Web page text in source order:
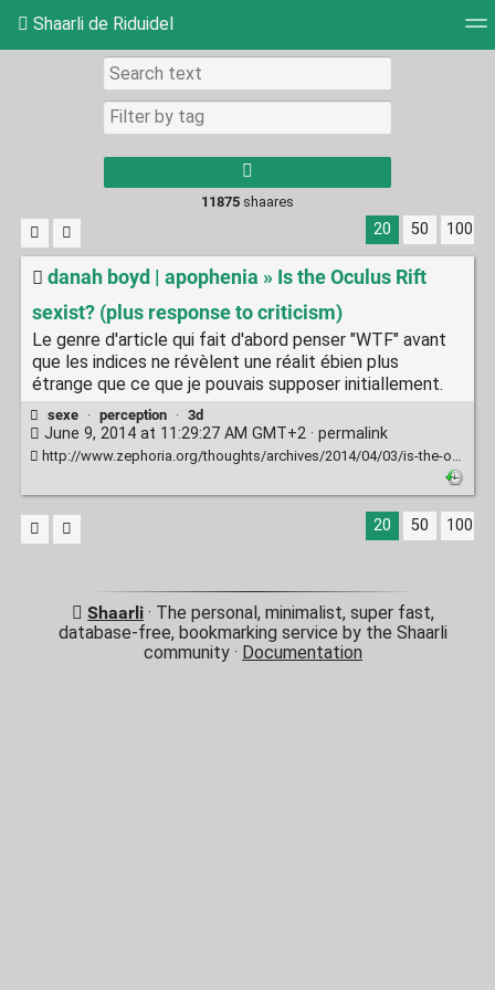
Shaarli de Riduidel
Daily
11875shaares
20 50 100
danah boyd | apophenia » Is the Oculus Rift
sexist? (plus response to criticism)
Le genre d'article qui fait d'abord penser "WTF" avant
que les indices ne révèlent une réalit ébien plus
étrange que ce que je pouvais supposer initiallement.
sexe · perception · 3d
June 9, 2014 at 11:29:27 AM GMT+2 · permalink
http://www.zephoria.org/thoughts/archives/2014/04/03/is-the-oculus-rift-sexist.html
20 50 100
Shaarli· The personal, minimalist, super fast,
database-free, bookmarking service by the Shaarli
community · Documentation